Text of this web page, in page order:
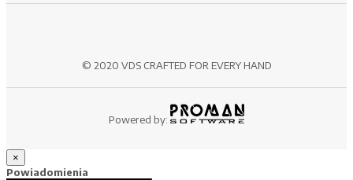
© 2020 VDS CRAFTED FOR EVERY HAND
Powered by:
×
Powiadomienia